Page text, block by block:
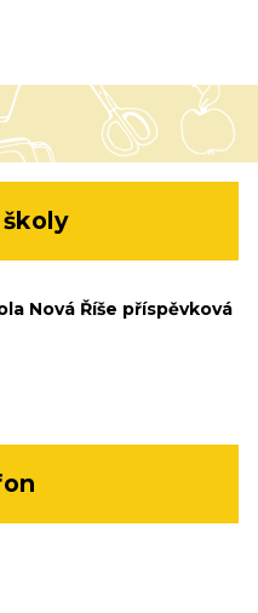
Nová Říše příspěvková